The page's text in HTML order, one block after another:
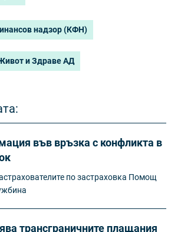
надзор (КФН)
и Здраве АД
във връзка с конфликта в
по застраховка Помощ
трансграничните плащания